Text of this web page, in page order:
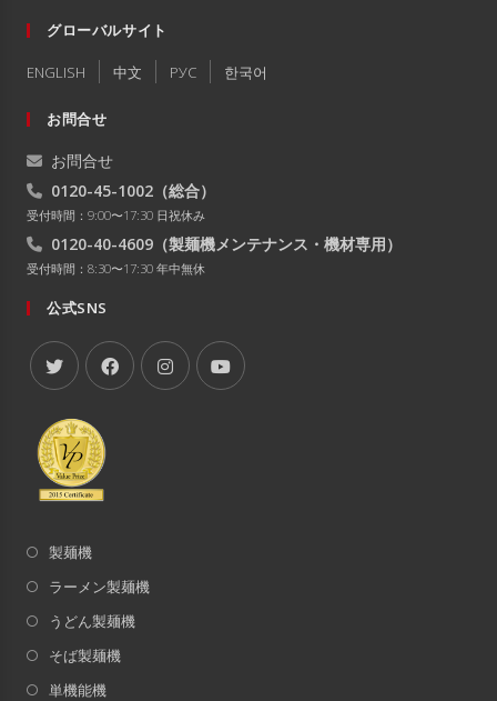
グローバルサイト
ENGLISH 中文 РУC 한국어
お問合せ
お問合せ
0120-45-1002 （総合）
受付時間：9:00〜17:30 日祝休み
0120-40-4609 （製麺機メンテナンス・機材専用）
受付時間：8:30〜17:30 年中無休
公式SNS
製麺機
ラーメン製麺機
うどん製麺機
そば製麺機
単機能機